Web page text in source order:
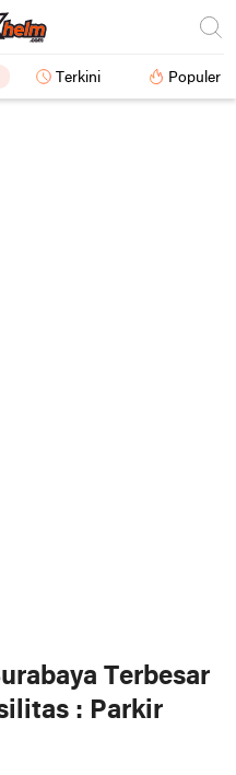
Terkini Populer
Terbesar
: Parkir